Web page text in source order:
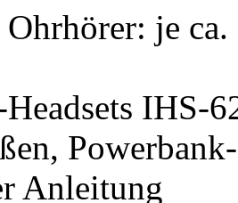
je
IHS-
Anleitung